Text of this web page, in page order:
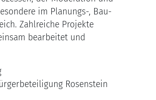
im Planungs-, Bau-
Zahlreiche Projekte
bearbeitet und
Rosenstein